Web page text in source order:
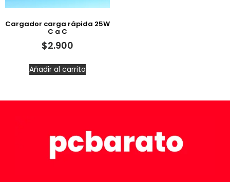
Cargador carga rápida 25W
C a C
$2.900
Añadir al carrito